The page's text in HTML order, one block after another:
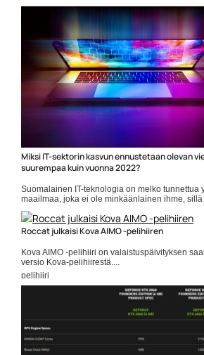
Elokuvauutiset
Miksi IT-sektorin kasvun ennustetaan olevan
suurempaa kuin vuonna 2022?
Suomalainen IT-teknologia on melko tunnettua
maailmaa, joka ei ole minkäänlainen ihme, sillä
parhaimmistoa. Tämänpäiväisessä artikkelissa
käsittelemme IT-sektorin markkinoita ja kasvua,
Roccat julkaisi Kova AIMO -pelihiiren
Kova AIMO -pelihiiri on valaistuspäivityksen
versio Kova-pelihiirestä....
pelihiiri